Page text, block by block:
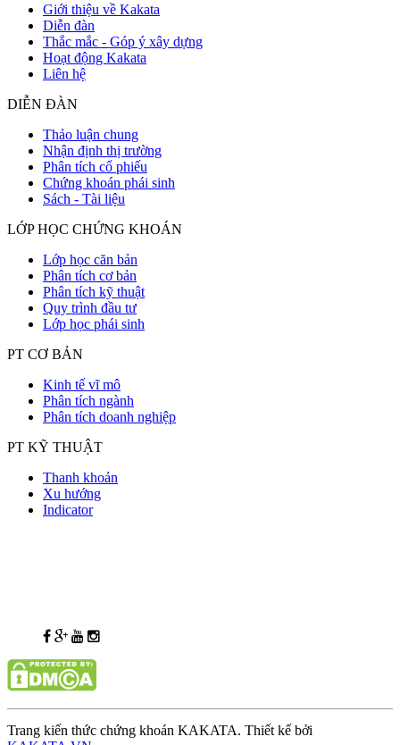
Giới thiệu về Kakata
Diễn đàn
Thắc mắc - Góp ý xây dựng
Hoạt động Kakata
Liên hệ
DIỄN ĐÀN
Thảo luận chung
Nhận định thị trường
Phân tích cổ phiếu
Chứng khoán phái sinh
Sách - Tài liệu
LỚP HỌC CHỨNG KHOÁN
Lớp học căn bản
Phân tích cơ bản
Phân tích kỹ thuật
Quy trình đầu tư
Lớp học phái sinh
PT CƠ BẢN
Kinh tế vĩ mô
Phân tích ngành
Phân tích doanh nghiệp
PT KỸ THUẬT
Thanh khoản
Xu hướng
Indicator
Trang kiến thức chứng khoán KAKATA. Thiết kế bởi